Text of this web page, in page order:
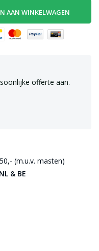
AAN WINKELWAGEN
offerte aan.
(m.u.v. masten)
& BE